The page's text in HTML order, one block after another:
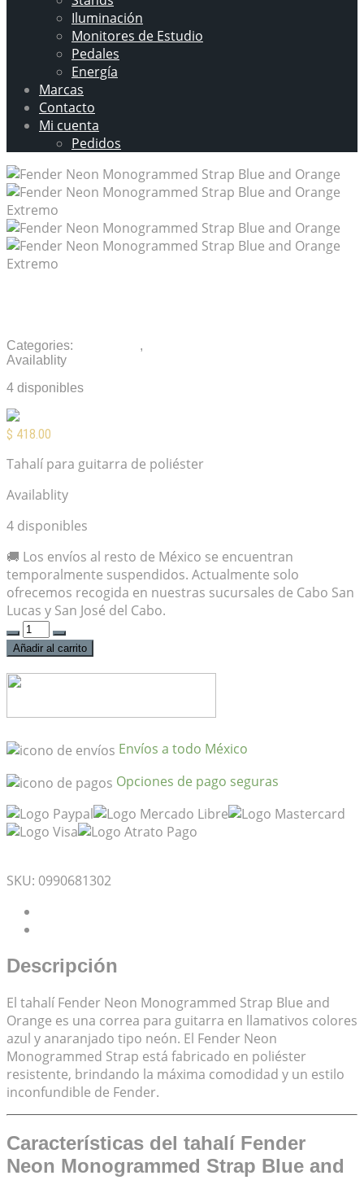
Iluminación
Monitores de Estudio
Pedales
Energía
Marcas
Contacto
Mi cuenta
Pedidos
Categories: ,
Availablity
4 disponibles
$ 418.00
Tahalí para guitarra de poliéster
Availablity
4 disponibles
🚚 Los envíos al resto de México se encuentran
temporalmente suspendidos. Actualmente solo
ofrecemos recogida en nuestras sucursales de Cabo San
Lucas y San José del Cabo.
Fender
Neon
Strap
and
cantidad
Añadir al carrito
Envíos a todo México
Opciones de pago seguras
SKU: 0990681302
Descripción
El tahalí Fender Neon Monogrammed Strap Blue and
Orange es una correa para guitarra en llamativos colores
azul y anaranjado tipo neón. El Fender Neon
Monogrammed Strap está fabricado en poliéster
resistente, brindando la máxima comodidad y un estilo
inconfundible de Fender.
Características del tahalí Fender
Neon Monogrammed Strap Blue and